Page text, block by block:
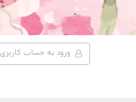
ورود به حساب کاربری